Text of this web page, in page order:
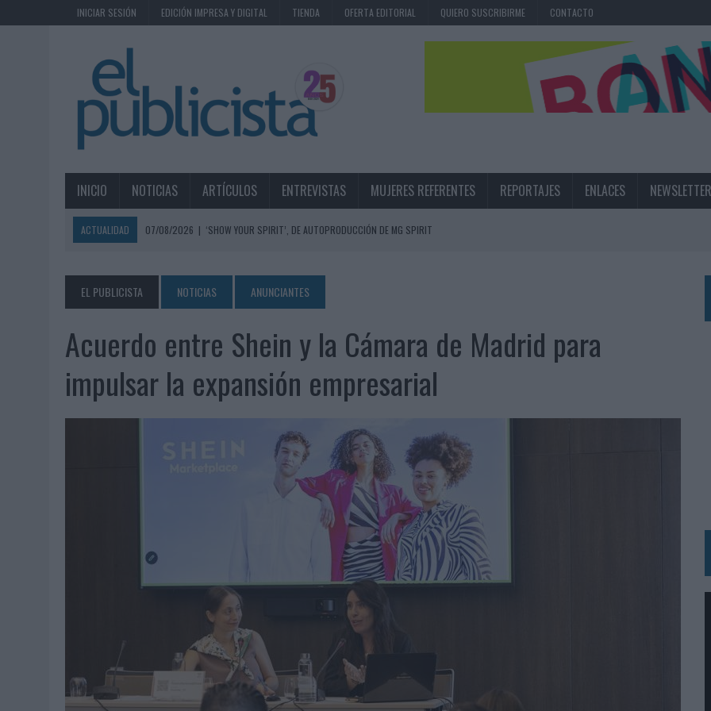
INICIAR SESIÓN EDICIÓN IMPRESA Y DIGITAL TIENDA OFERTA EDITORIAL QUIERO SUSCRIBIRME CONTACTO
INICIO NOTICIAS ARTÍCULOS ENTREVISTAS MUJERES REFERENTES REPORTAJES ENLACES NEWSLETTER
ACTUALIDAD 07/08/2026 | ‘SHOW YOUR SPIRIT’, DE AUTOPRODUCCIÓN DE MG SPIRIT
07/08/2026 | MG SPIRIT RELANZA SU MARCA CON UNA ESTRATEGIA 360º CENTRADA EN EL ORIGEN BARCELONÉS
PATRÓN CONVIERTE EL NUEVO SINGLE DE ARÓN PIPER EN UNA EXPERIENCIA DE MARCA EN IBIZA
07/08/2026
| EL VERANO PONE A PRUEBA LA ESTRATEGIA DIGITAL DE LAS MARCAS
07/08/2026 | VUELING CONVIERTE LOS RECUERDOS EN SOUVENIRS CON IA
‘LA VUELTA’, DE FENOMENAL PARA MÁLAGA CF
SIETE DE CADA DIEZ EMPRESAS ESPAÑOLAS NO INTEGRAN LA INFANCIA EN SU ESTRATEGIA
LA TELEVISIÓN SIGUE LIDERANDO EL CONSUMO DE MEDIOS EN VERANO Y SUPERA AL MÓVIL COMO DISPOSITIVO MÁS UTILIZADO
EL USO DE LA IA GENERATIVA ALCANZA YA AL 62% DE LOS ESPAÑOLES
SYSTEM1 NOMBRA A KIMBERLY BASTONI COMO NUEVA DIRECTORA COMERCIAL GLOBAL
FRIGO Y UNIQLO LANZAN UNA COLECCIÓN PERSONALIZABLE INSPIRADA EN CORNETTO, CALIPPO Y SOLERO
LA IA ESTÁ SUBIENDO EL LISTÓN DE LA CREATIVIDAD
BEON WORLDWIDE LANZA RAÍZ URBANA PARA TRANSFORMAR EL PATRIMONIO HISTÓRICO EN ACTIVOS CULTURALES Y ECONÓMICOS
FABRA COMUNICACIÓN INCORPORA A CASONÁ Y ASUME LA GESTIÓN DE SUS RELACIONES CON LOS MEDIOS
05/08/2026 | LOPESAN HOTELS & RESORTS ACERCA EL PARAÍSO CANARIO EN SU ÚLTIMA CAMPAÑA INTERNACIONAL
05/08/2026
LUIS ARQUILLOS (BURGO DE ARIAS): “LA CONSTRUCCIÓN DE MARCA A LARGO PLAZO Y LA MEDICIÓN SON DOS CARAS DE LA MISMA
EL PUBLICISTA NOTICIAS ANUNCIANTES
Acuerdo entre Shein y la Cámara de Madrid para
impulsar la expansión empresarial